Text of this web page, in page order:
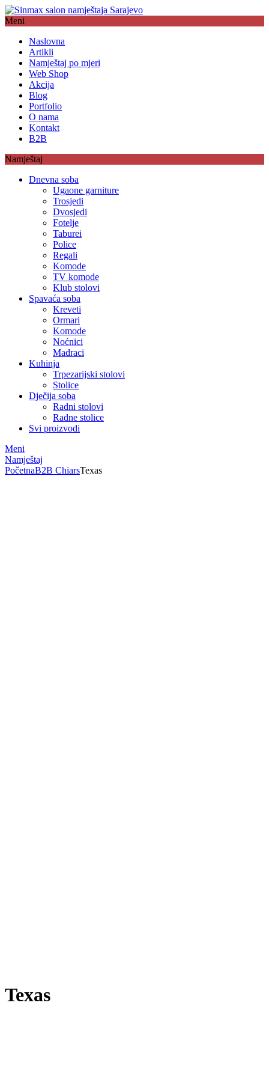
Meni
Naslovna
Artikli
Namještaj po mjeri
Web Shop
Akcija
Blog
Portfolio
O nama
Kontakt
B2B
Namještaj
Dnevna soba
Ugaone garniture
Trosjedi
Dvosjedi
Fotelje
Taburei
Police
Regali
Komode
TV komode
Klub stolovi
Spavaća soba
Kreveti
Ormari
Komode
Noćnici
Madraci
Kuhinja
Trpezarijski stolovi
Stolice
Dječija soba
Radni stolovi
Radne stolice
Svi proizvodi
Meni
Namještaj
PočetnaB2B ChiarsTexas
Texas